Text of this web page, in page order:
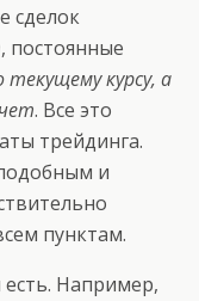
сделок
, постоянные
курсу, а
. Все это
трейдинга.
и
пунктам.
Например,